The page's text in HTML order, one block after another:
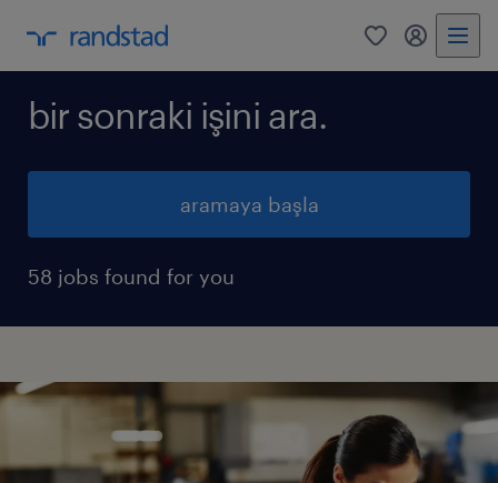
0 my
bir sonraki işini ara.
aramaya başla
58 jobs found for you